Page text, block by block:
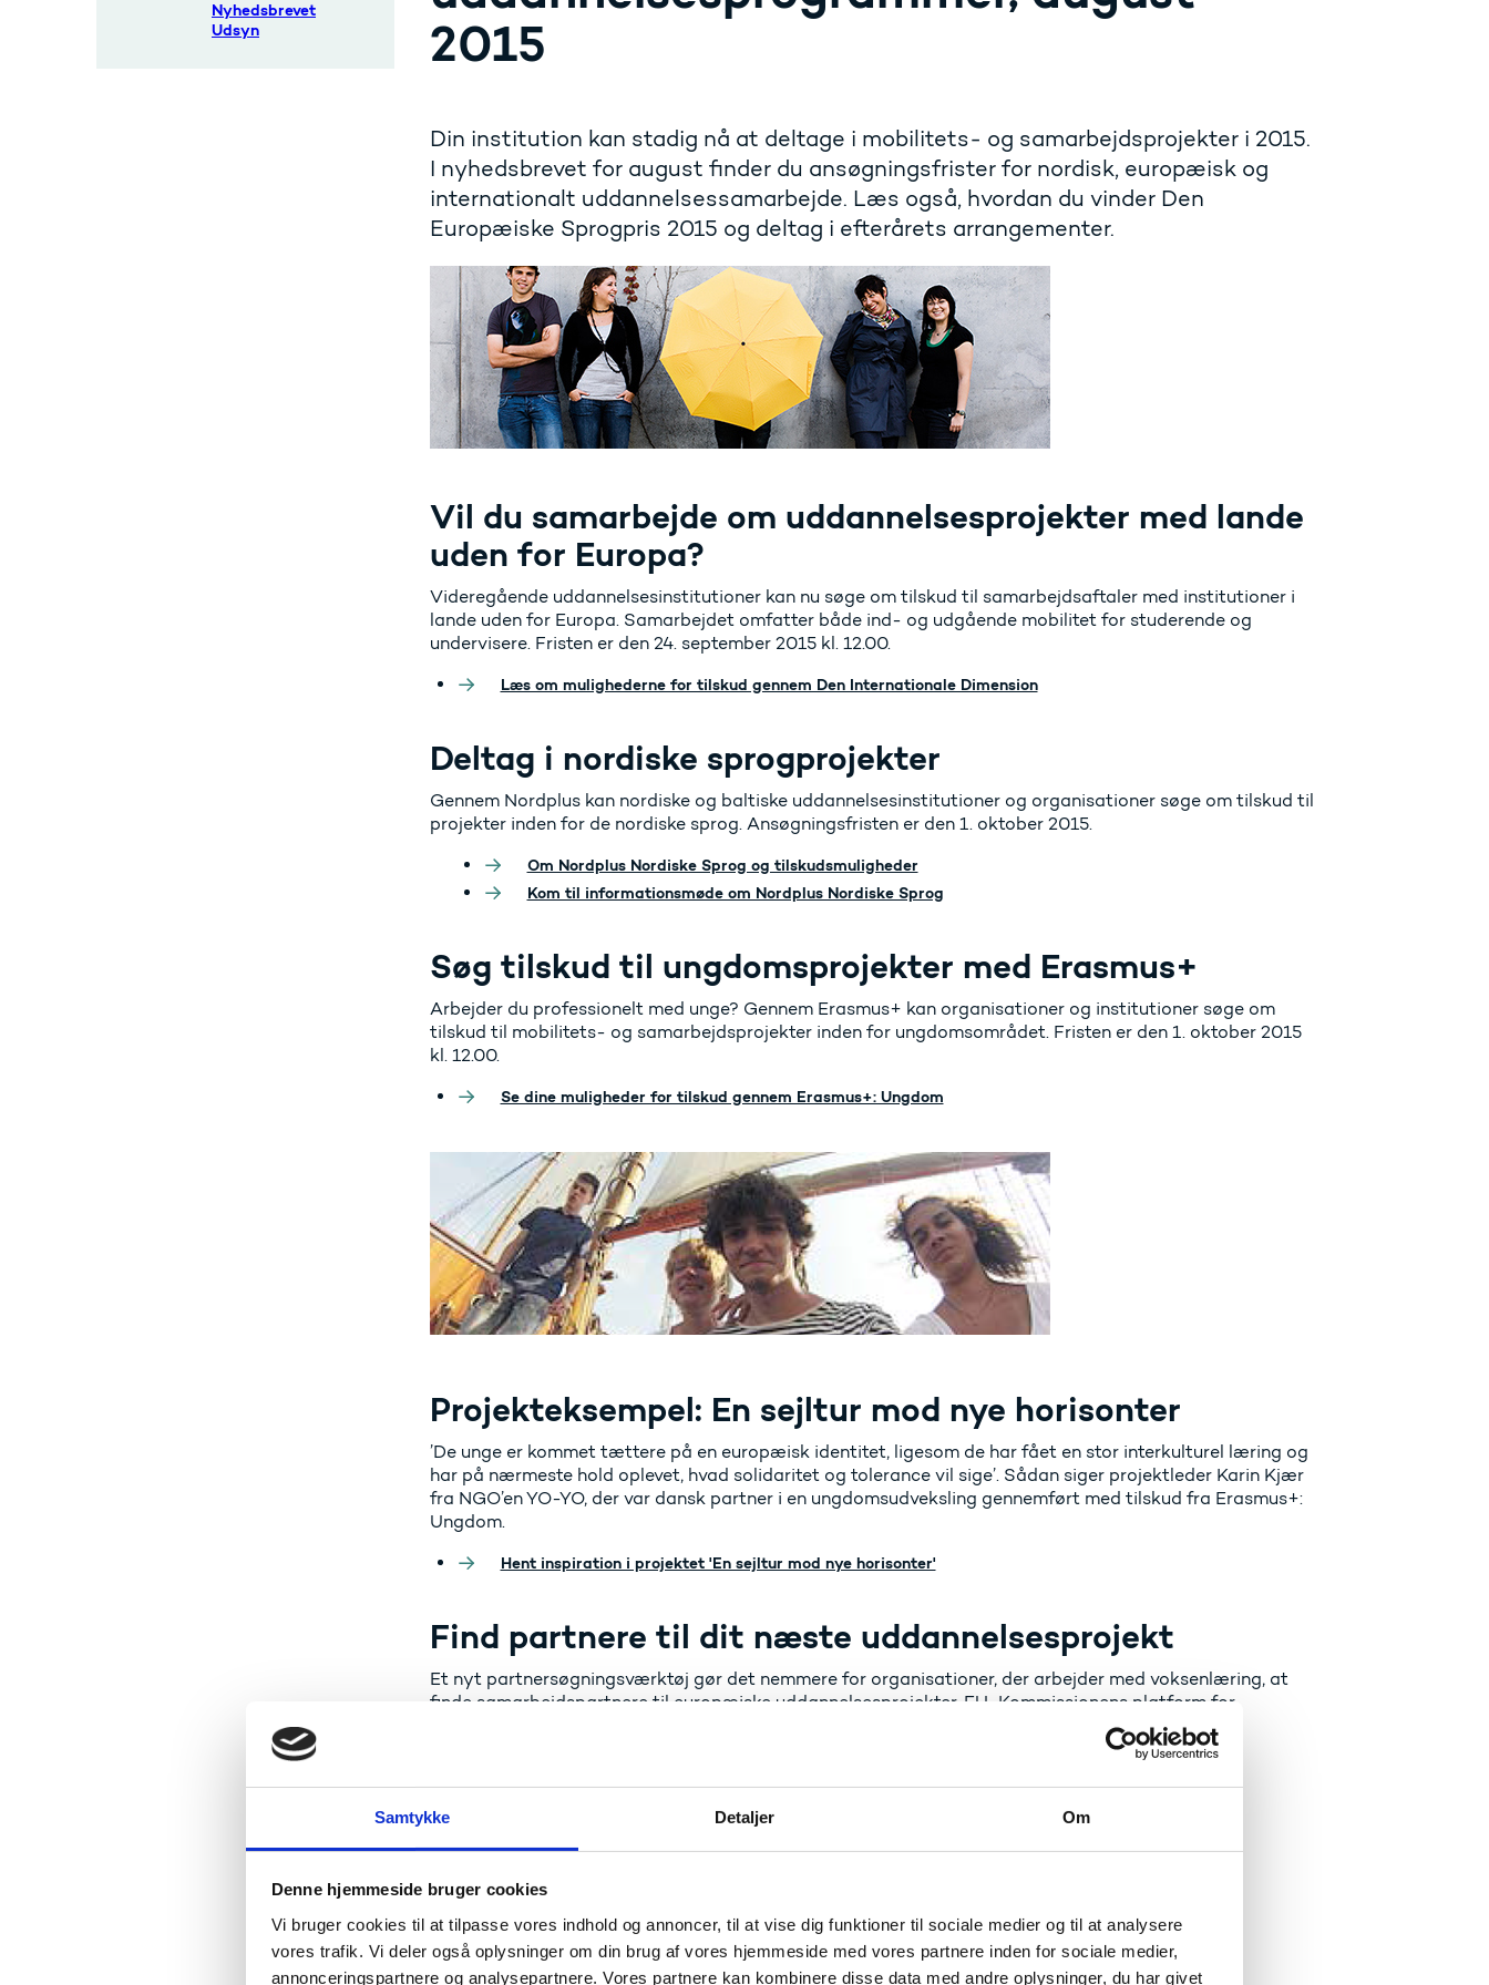
Samtykke Detaljer Om
Denne hjemmeside bruger cookies
Vi bruger cookies til at tilpasse vores indhold og annoncer, til at vise dig funktioner til sociale medier og til at analysere
vores trafik. Vi deler også oplysninger om din brug af vores hjemmeside med vores partnere inden for sociale medier,
annonceringspartnere og analysepartnere. Vores partnere kan kombinere disse data med andre oplysninger, du har givet
Nyhedsbrevet
Udsyn
2015
Din institution kan stadig nå at deltage i mobilitets- og samarbejdsprojekter i 2015.
I nyhedsbrevet for august finder du ansøgningsfrister for nordisk, europæisk og
internationalt uddannelsessamarbejde. Læs også, hvordan du vinder Den
Europæiske Sprogpris 2015 og deltag i efterårets arrangementer.
Vil du samarbejde om uddannelsesprojekter med lande
uden for Europa?
Videregående uddannelsesinstitutioner kan nu søge om tilskud til samarbejdsaftaler med institutioner i
lande uden for Europa. Samarbejdet omfatter både ind- og udgående mobilitet for studerende og
undervisere. Fristen er den 24. september 2015 kl. 12.00.
Læs om mulighederne for tilskud gennem Den Internationale Dimension
Deltag i nordiske sprogprojekter
Gennem Nordplus kan nordiske og baltiske uddannelsesinstitutioner og organisationer søge om tilskud til
projekter inden for de nordiske sprog. Ansøgningsfristen er den 1. oktober 2015.
Om Nordplus Nordiske Sprog og tilskudsmuligheder
Kom til informationsmøde om Nordplus Nordiske Sprog
Søg tilskud til ungdomsprojekter med Erasmus+
Arbejder du professionelt med unge? Gennem Erasmus+ kan organisationer og institutioner søge om
tilskud til mobilitets- og samarbejdsprojekter inden for ungdomsområdet. Fristen er den 1. oktober 2015
kl. 12.00.
Se dine muligheder for tilskud gennem Erasmus+: Ungdom
Projekteksempel: En sejltur mod nye horisonter
’De unge er kommet tættere på en europæisk identitet, ligesom de har fået en stor interkulturel læring og
har på nærmeste hold oplevet, hvad solidaritet og tolerance vil sige’. Sådan siger projektleder Karin Kjær
fra NGO’en YO-YO, der var dansk partner i en ungdomsudveksling gennemført med tilskud fra Erasmus+:
Ungdom.
Hent inspiration i projektet 'En sejltur mod nye horisonter'
Find partnere til dit næste uddannelsesprojekt
Et nyt partnersøgningsværktøj gør det nemmere for organisationer, der arbejder med voksenlæring, at
finde samarbejdspartnere til europæiske uddannelsesprojekter. EU-Kommissionens platform for